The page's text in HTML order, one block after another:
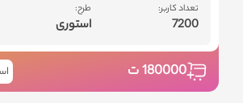
تعداد کاربر:
7200
طرح:
استوری
180000ت